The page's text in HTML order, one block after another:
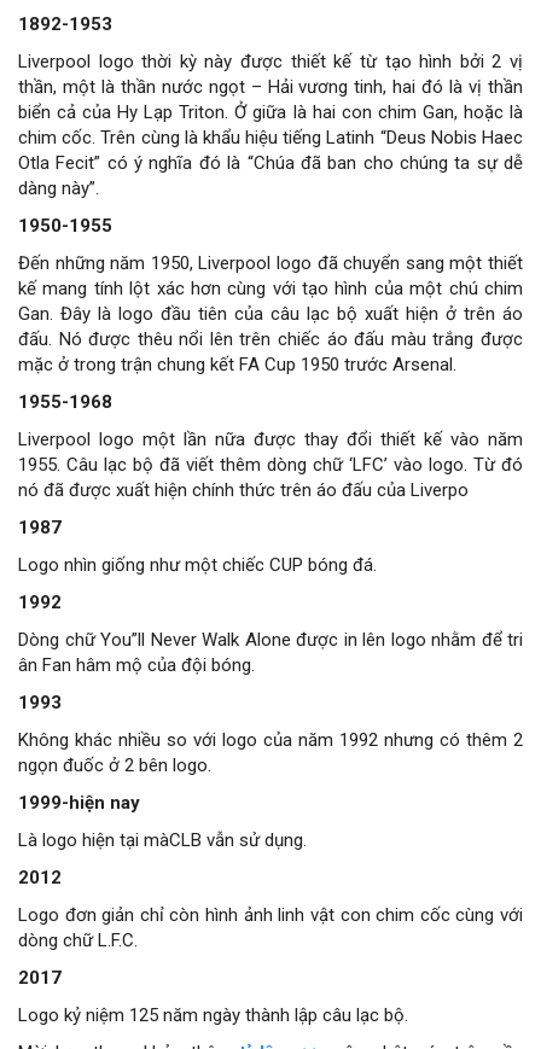
1892-1953
Liverpool logo thời kỳ này được thiết kế từ tạo hình bởi 2 vị
thần, một là thần nước ngọt – Hải vương tinh, hai đó là vị thần
biển cả của Hy Lạp Triton. Ở giữa là hai con chim Gan, hoặc là
chim cốc. Trên cùng là khẩu hiệu tiếng Latinh “Deus Nobis Haec
Otla Fecit” có ý nghĩa đó là “Chúa đã ban cho chúng ta sự dễ
dàng này”.
1950-1955
Đến những năm 1950, Liverpool logo đã chuyển sang một thiết
kế mang tính lột xác hơn cùng với tạo hình của một chú chim
Gan. Đây là logo đầu tiên của câu lạc bộ xuất hiện ở trên áo
đấu. Nó được thêu nổi lên trên chiếc áo đấu màu trắng được
mặc ở trong trận chung kết FA Cup 1950 trước Arsenal.
1955-1968
Liverpool logo một lần nữa được thay đổi thiết kế vào năm
1955. Câu lạc bộ đã viết thêm dòng chữ ‘LFC’ vào logo. Từ đó
nó đã được xuất hiện chính thức trên áo đấu của Liverpo
1987
Logo nhìn giống như một chiếc CUP bóng đá.
1992
Dòng chữ You”ll Never Walk Alone được in lên logo nhằm để tri
ân Fan hâm mộ của đội bóng.
1993
Không khác nhiều so với logo của năm 1992 nhưng có thêm 2
ngọn đuốc ở 2 bên logo.
1999-hiện nay
Là logo hiện tại màCLB vẫn sử dụng.
2012
Logo đơn giản chỉ còn hình ảnh linh vật con chim cốc cùng với
dòng chữ L.F.C.
2017
Logo kỷ niệm 125 năm ngày thành lập câu lạc bộ.